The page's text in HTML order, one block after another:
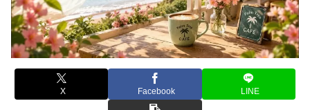
X Facebook LINE